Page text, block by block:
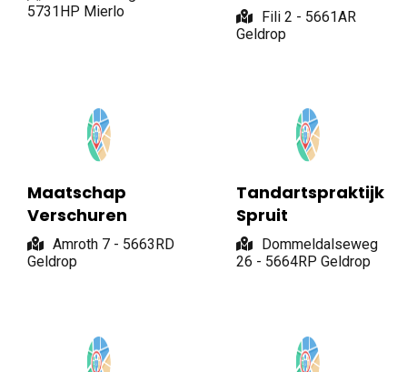
5731HP Mierlo
Fili 2 - 5661AR
Geldrop
Maatschap
Verschuren
Amroth 7 - 5663RD
Geldrop
Tandartspraktijk
Spruit
Dommeldalseweg
26 - 5664RP Geldrop